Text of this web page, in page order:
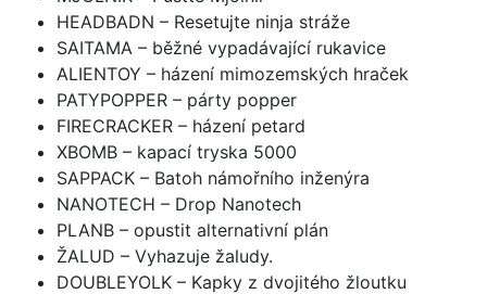
HEADBADN – Resetujte ninja stráže
SAITAMA – běžné vypadávající rukavice
ALIENTOY – házení mimozemských hraček
PATYPOPPER – párty popper
FIRECRACKER – házení petard
XBOMB – kapací tryska 5000
SAPPACK – Batoh námořního inženýra
NANOTECH – Drop Nanotech
PLANB – opustit alternativní plán
ŽALUD – Vyhazuje žaludy.
DOUBLEYOLK – Kapky z dvojitého žloutku